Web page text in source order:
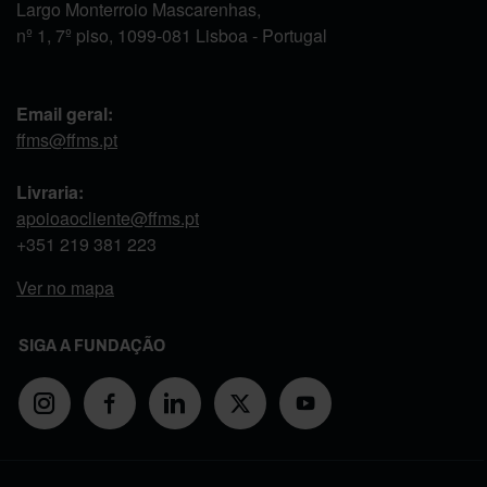
Largo Monterroio Mascarenhas,
nº 1, 7º piso, 1099-081 Lisboa - Portugal
Email geral:
ffms@ffms.pt
Livraria:
apoioaocliente@ffms.pt
+351 219 381 223
Ver no mapa
SIGA A FUNDAÇÃO